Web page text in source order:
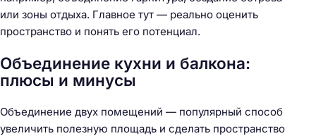
или зоны отдыха. Главное тут — реально оценить
пространство и понять его потенциал.
Объединение кухни и балкона:
плюсы и минусы
Объединение двух помещений — популярный способ
увеличить полезную площадь и сделать пространство